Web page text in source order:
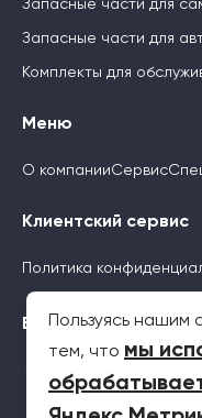
Запасные части для
Запасные части для
Комплекты для
Меню
О компанииСервис
Клиентский сервис
Политика
Будьте с нами
Пользуясь
тем, что мы